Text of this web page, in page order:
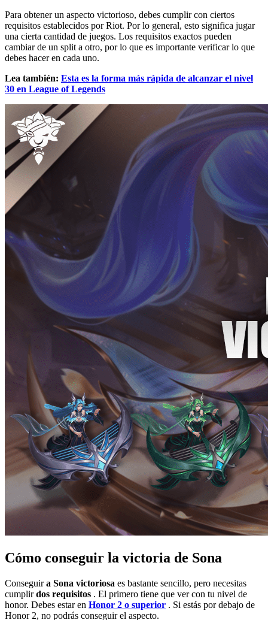
Para obtener un aspecto victorioso, debes cumplir con ciertos
requisitos establecidos por Riot. Por lo general, esto significa jugar
una cierta cantidad de juegos. Los requisitos exactos pueden
cambiar de un split a otro, por lo que es importante verificar lo que
debes hacer en cada uno.
Lea también: Esta es la forma más rápida de alcanzar el nivel
30 en League of Legends
Cómo conseguir la victoria de Sona
Conseguira Sona victoriosa es bastante sencillo, pero necesitas
cumplirdos requisitos . El primero tiene que ver con tu nivel de
honor. Debes estar en Honor 2 o superior . Si estás por debajo de
Honor 2, no podrás conseguir el aspecto.